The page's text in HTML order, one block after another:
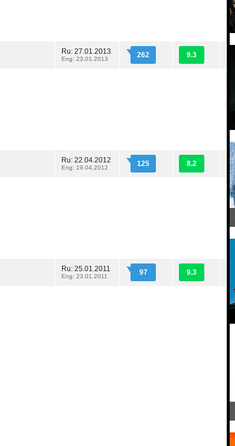
Ru: 27.01.2013
Eng: 23.01.2013 262 9.3
Ru: 22.04.2012
Eng: 19.04.2012 125 8.2
Ru: 25.01.2011
Eng: 23.01.2011 97 9.3